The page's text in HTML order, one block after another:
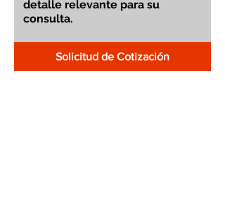
Solicitud de Cotización